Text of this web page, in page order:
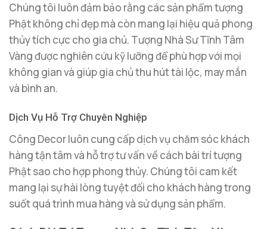
Chúng tôi luôn đảm bảo rằng các sản phẩm tượng
Phật không chỉ đẹp mà còn mang lại hiệu quả phong
thủy tích cực cho gia chủ. Tượng Nhà Sư Tĩnh Tâm
Vàng được nghiên cứu kỹ lưỡng để phù hợp với mọi
không gian và giúp gia chủ thu hút tài lộc, may mắn
và bình an.
Dịch Vụ Hỗ Trợ Chuyên Nghiệp
Công Decor luôn cung cấp dịch vụ chăm sóc khách
hàng tận tâm và hỗ trợ tư vấn về cách bài trí tượng
Phật sao cho hợp phong thủy. Chúng tôi cam kết
mang lại sự hài lòng tuyệt đối cho khách hàng trong
suốt quá trình mua hàng và sử dụng sản phẩm.